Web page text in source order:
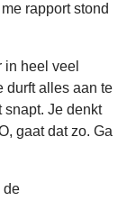
rapport stond
heel veel
durft alles aan te
snapt. Je denkt
gaat dat zo. Ga
de